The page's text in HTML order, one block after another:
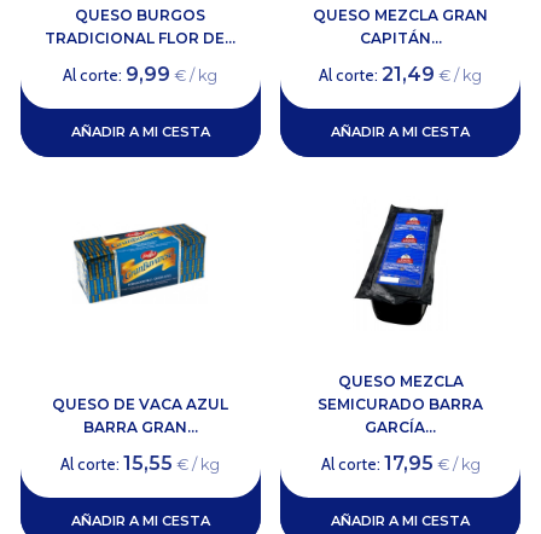
QUESO BURGOS
TRADICIONAL FLOR DE...
Al corte: 9,99 € / kg
AÑADIR A MI CESTA
QUESO MEZCLA GRAN
CAPITÁN...
Al corte:21,49 € / kg
AÑADIR A MI CESTA
QUESO DE VACA AZUL
BARRA GRAN...
Al corte:15,55 € / kg
AÑADIR A MI CESTA
QUESO MEZCLA
SEMICURADO BARRA
GARCÍA...
Al corte: 17,95 € / kg
AÑADIR A MI CESTA